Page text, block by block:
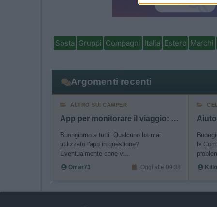
I want
Sosta Gruppi Compagni Italia Estero Marchi
Argomenti recenti
ALTRO SUI CAMPER
App per monitorare il viaggio: Polarsteps
Buongiorno a tutti. Qualcuno ha mai
utilizzato l'app in questione?
Eventualmente cone vi...
Omar73 Oggi alle 09:38
la
Killo